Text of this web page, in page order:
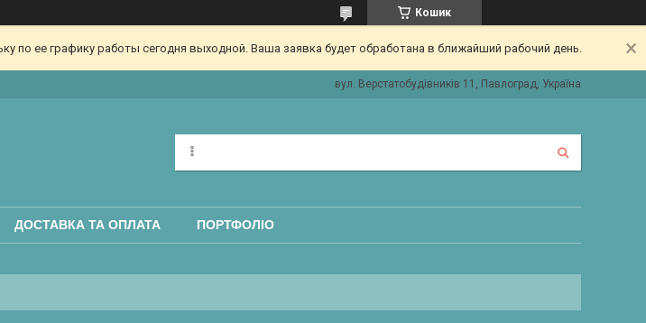
Кошик
по ее графику работы сегодня выходной. Ваша заявка будет обработана в ближайший рабочий день.
вул. Верстатобудівників 11, Павлоград, Україна
ДОСТАВКА ТА ОПЛАТА ПОРТФОЛІО